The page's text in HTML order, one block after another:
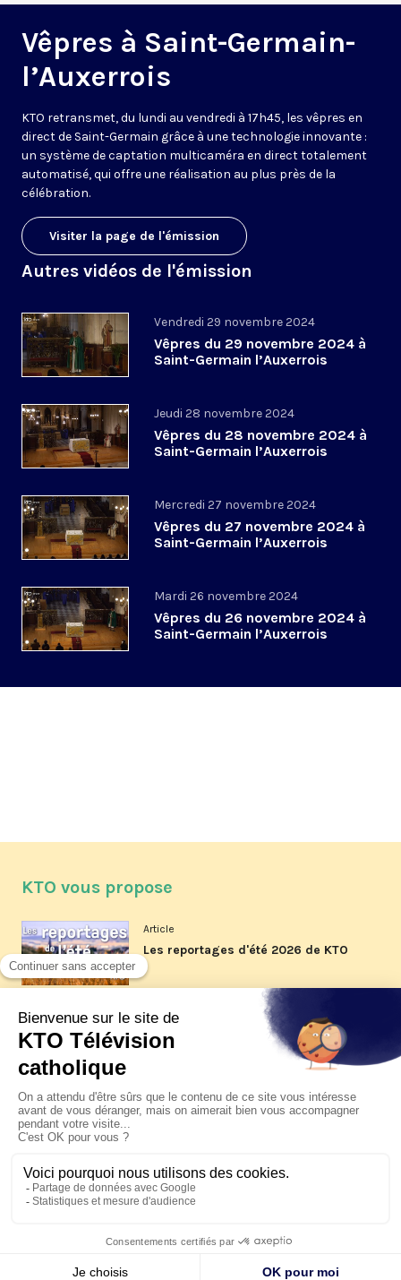
Vêpres à Saint-Germain-
l’Auxerrois
KTO retransmet, du lundi au vendredi à 17h45, les vêpres en
direct de Saint-Germain grâce à une technologie innovante :
un système de captation multicaméra en direct totalement
automatisé, qui offre une réalisation au plus près de la
célébration.
Visiter la page de l'émission
Autres vidéos de l'émission
Vendredi 29 novembre 2024
Vêpres du 29 novembre 2024 à
Saint-Germain l’Auxerrois
Jeudi 28 novembre 2024
Vêpres du 28 novembre 2024 à
Saint-Germain l’Auxerrois
Mercredi 27 novembre 2024
Vêpres du 27 novembre 2024 à
Saint-Germain l’Auxerrois
Mardi 26 novembre 2024
Vêpres du 26 novembre 2024 à
Saint-Germain l’Auxerrois
KTO vous propose
Article
Les reportages d'été 2026 de KTO
Article
La visite pastorale du pape Léon
XIV à Assise à suivre sur KTO le
Article
Le pape en Uruguay, Argentine et